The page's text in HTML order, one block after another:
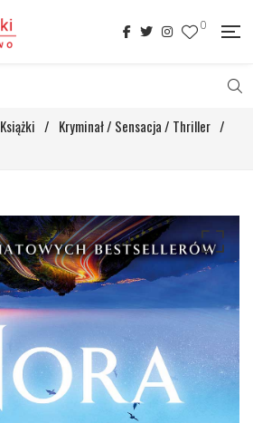
0
Książki / Kryminał / Sensacja / Thriller /